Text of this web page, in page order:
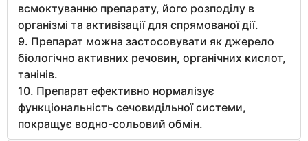
всмоктуванню препарату, його розподілу в
організмі та активізації для спрямованої дії.
9. Препарат можна застосовувати як джерело
біологічно активних речовин, органічних кислот,
танінів.
10. Препарат ефективно нормалізує
функціональність сечовидільної системи,
покращує водно-сольовий обмін.